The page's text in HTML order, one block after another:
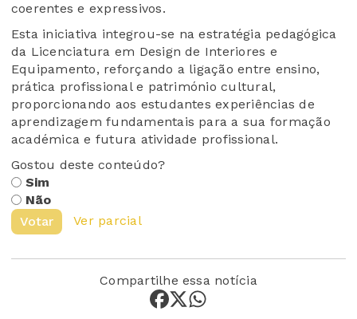
coerentes e expressivos.
Esta iniciativa integrou-se na estratégia pedagógica
da Licenciatura em Design de Interiores e
Equipamento, reforçando a ligação entre ensino,
prática profissional e património cultural,
proporcionando aos estudantes experiências de
aprendizagem fundamentais para a sua formação
académica e futura atividade profissional.
Gostou deste conteúdo?
Sim
Não
Votar
Ver parcial
Compartilhe essa notícia